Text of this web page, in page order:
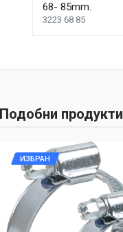
68- 85mm.
3223 68 85
Подобни продукти
ИЗБРАН